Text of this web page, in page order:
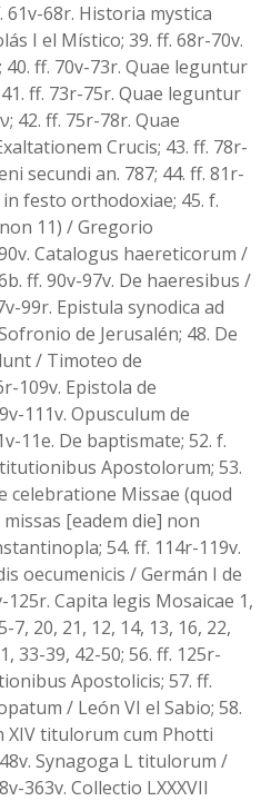
68r. Historia mystica
I el Místico; 39. ff. 68r-70v.
ff. 70v-73r. Quae leguntur
ff. 73r-75r. Quae leguntur
42. ff. 75r-78r. Quae
Crucis; 43. ff. 78r-
secundi an. 787; 44. ff. 81r-
festo orthodoxiae; 45. f.
11) / Gregorio
Catalogus haereticorum /
ff. 90v-97v. De haeresibus /
99r. Epistula synodica ad
de Jerusalén; 48. De
/ Timoteo de
109v. Epistola de
111v. Opusculum de
11e. De baptismate; 52. f.
Apostolorum; 53.
celebratione Missae (quod
[eadem die] non
54. ff. 114r-119v.
oecumenicis / Germán I de
Capita legis Mosaicae 1,
7, 20, 21, 12, 14, 13, 16, 22,
33-39, 42-50; 56. ff. 125r-
Apostolicis; 57. ff.
/ León VI el Sabio; 58.
XIV titulorum cum Photti
Synagoga L titulorum /
363v. Collectio LXXXVII